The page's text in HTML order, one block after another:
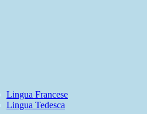
Lingua Francese
Lingua Tedesca